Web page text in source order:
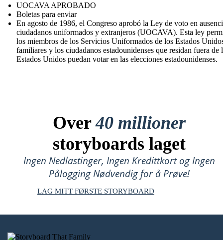
UOCAVA APROBADO
Boletas para enviar
En agosto de 1986, el Congreso aprobó la Ley de voto en
ciudadanos uniformados y extranjeros (UOCAVA). Esta ley
los miembros de los Servicios Uniformados de los Estados
familiares y los ciudadanos estadounidenses que residan fuera de
Estados Unidos puedan votar en las elecciones estadounidenses.
Over40 millioner
storyboards laget
Ingen Nedlastinger, Ingen Kredittkort og Ingen
Pålogging Nødvendig for å Prøve!
LAG MITT FØRSTE STORYBOARD